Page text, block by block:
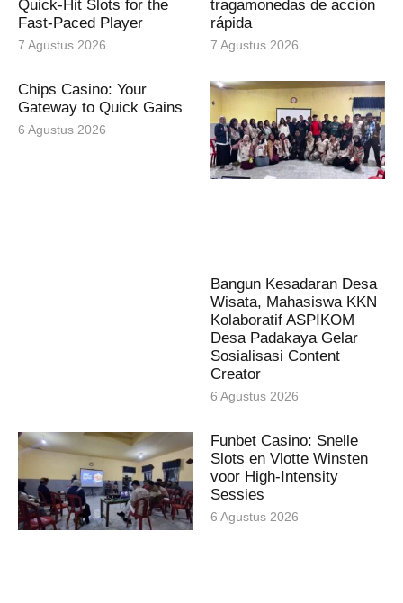
Quick‑Hit Slots for the
Fast‑Paced Player
7 Agustus 2026
tragamonedas de acción
rápida
7 Agustus 2026
Chips Casino: Your
Gateway to Quick Gains
6 Agustus 2026
Bangun Kesadaran Desa
Wisata, Mahasiswa KKN
Kolaboratif ASPIKOM
Desa Padakaya Gelar
Sosialisasi Content
Creator
6 Agustus 2026
Funbet Casino: Snelle
Slots en Vlotte Winsten
voor High‑Intensity
Sessies
6 Agustus 2026